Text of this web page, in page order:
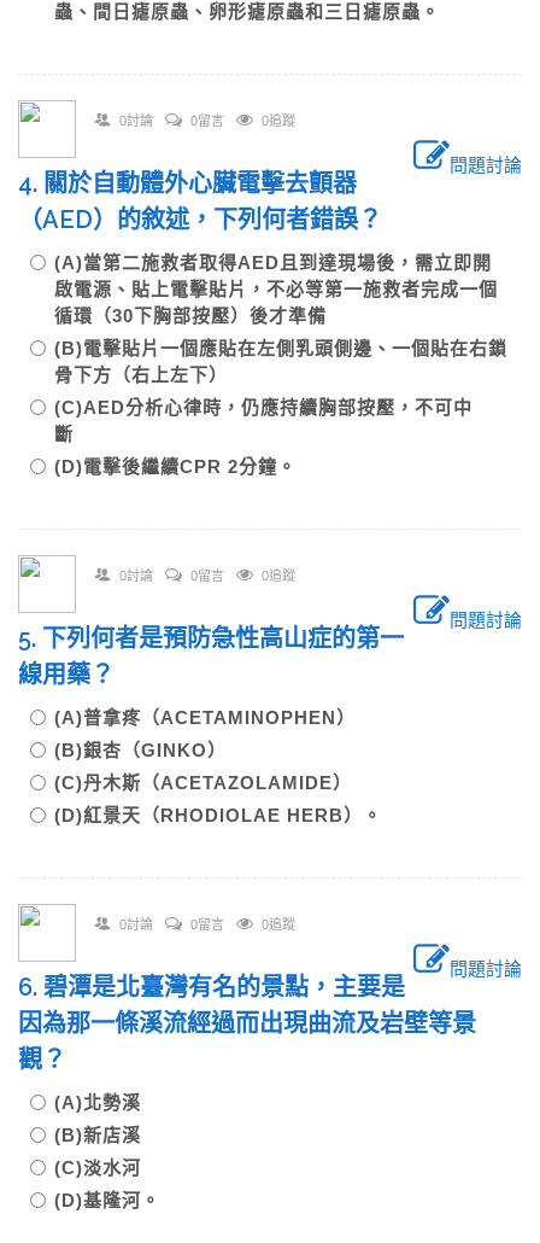
蟲、間日瘧原蟲、卵形瘧原蟲和三日瘧原蟲。
0討論 0留言 0追蹤
問題討論
4. 關於自動體外心臟電擊去顫器
（AED）的敘述，下列何者錯誤？
(A)當第二施救者取得AED且到達現場後，需立即開
啟電源、貼上電擊貼片，不必等第一施救者完成一個
循環（30下胸部按壓）後才準備
(B)電擊貼片一個應貼在左側乳頭側邊、一個貼在右鎖
骨下方（右上左下）
(C)AED分析心律時，仍應持續胸部按壓，不可中
斷
(D)電擊後繼續CPR 2分鐘。
0討論 0留言 0追蹤
問題討論
5. 下列何者是預防急性高山症的第一
線用藥？
(A)普拿疼（ACETAMINOPHEN）
(B)銀杏（GINKO）
(C)丹木斯（ACETAZOLAMIDE）
(D)紅景天（RHODIOLAE HERB）。
0討論 0留言 0追蹤
問題討論
6. 碧潭是北臺灣有名的景點，主要是
因為那一條溪流經過而出現曲流及岩壁等景
觀？
(A)北勢溪
(B)新店溪
(C)淡水河
(D)基隆河。